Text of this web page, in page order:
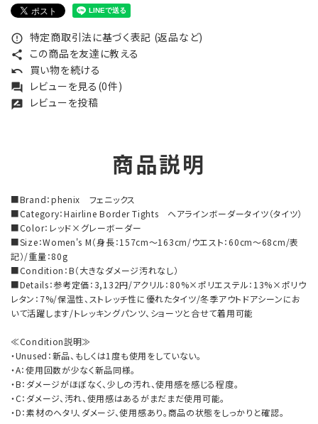
error_outline 特定商取引法に基づく表記 (返品など)
share この商品を友達に教える
undo 買い物を続ける
forum レビューを見る(0件)
rate_review レビューを投稿
商品説明
■Brand：phenix フェニックス
■Category：Hairline Border Tights ヘアラインボーダータイツ（タイツ）
■Color：レッド×グレーボーダー
■Size：Women's M（身長：157cm～163cm/ウエスト：60cm～68cm/表
記）/重量：80g
■Condition：B（大きなダメージ汚れなし）
■Details：参考定価：3,132円/アクリル：80%×ポリエステル：13%×ポリウ
レタン：7%/保温性、ストレッチ性に優れたタイツ/冬季アウトドアシーンにお
いて活躍します/トレッキングパンツ、ショーツと合せて着用可能
≪Condition説明≫
・Unused：新品、もしくは1度も使用をしていない。
・A：使用回数が少なく新品同様。
・B：ダメージがほぼなく、少しの汚れ、使用感を感じる程度。
・C：ダメージ、汚れ、使用感はあるがまだまだ使用可能。
・D：素材のヘタリ、ダメージ、使用感あり。商品の状態をしっかりと確認。